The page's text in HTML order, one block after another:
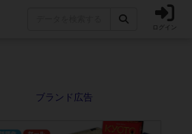
ログイン